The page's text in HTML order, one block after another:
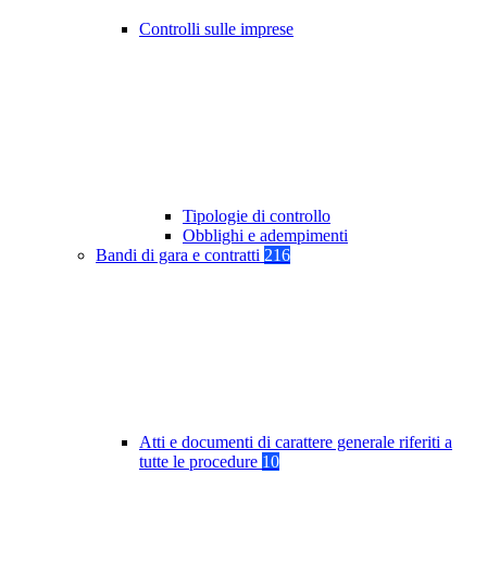
Controlli sulle imprese
Tipologie di controllo
Obblighi e adempimenti
Bandi di gara e contratti 216
Atti e documenti di carattere generale riferiti a
tutte le procedure 10